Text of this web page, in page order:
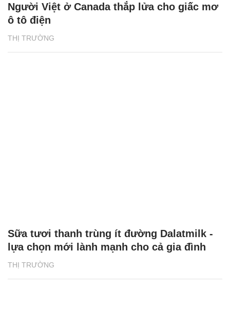
THỊ TRƯỜNG
Người Việt ở Canada thắp lửa cho giấc mơ
ô tô điện
THỊ TRƯỜNG
Sữa tươi thanh trùng ít đường Dalatmilk -
lựa chọn mới lành mạnh cho cả gia đình